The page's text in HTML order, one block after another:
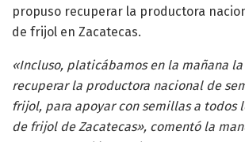
propuso recuperar la productora
de frijol en Zacatecas.
«Incluso, platicábamos en la mañana
recuperar la productora nacional de
frijol, para apoyar con semillas a todos
de frijol de Zacatecas», comentó la